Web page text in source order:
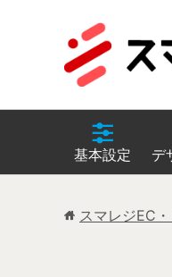
基本設定 デ
スマレジEC